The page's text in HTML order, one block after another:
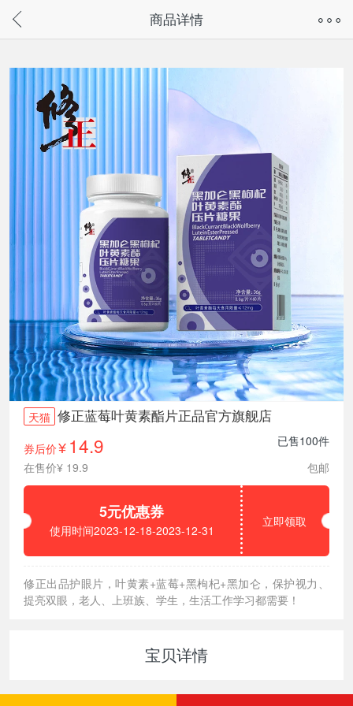
请通过微信或支付宝搜“奇兔客小程序”访问
商品详情
天猫 修正蓝莓叶黄素酯片正品官方旗舰店
券后价¥ 14.9
已售100件
在售价¥ 19.9
包邮
5元优惠券
使用时间2023-12-18-2023-12-31
立即领取
修正出品护眼片，叶黄素+蓝莓+黑枸杞+黑加仑，保护视力、
提亮双眼，老人、上班族、学生，生活工作学习都需要！
宝贝详情